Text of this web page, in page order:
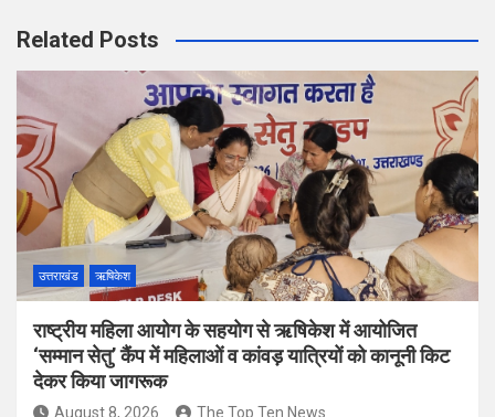
Related Posts
उत्तराखंड ऋषिकेश
राष्ट्रीय महिला आयोग के सहयोग से ऋषिकेश में आयोजित
‘सम्मान सेतु’ कैंप में महिलाओं व कांवड़ यात्रियों को कानूनी किट
देकर किया जागरूक
August 8, 2026 The Top Ten News